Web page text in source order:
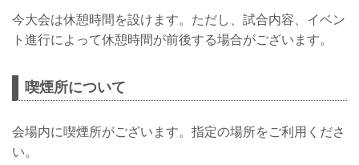
今大会は休憩時間を設けます。ただし、試合内容、イベン
ト進行によって休憩時間が前後する場合がございます。
喫煙所について
会場内に喫煙所がございます。指定の場所をご利用くださ
い。